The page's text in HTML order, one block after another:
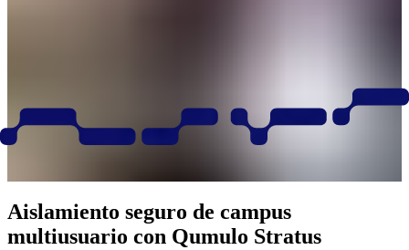
Aislamiento seguro de campus
multiusuario con Qumulo Stratus